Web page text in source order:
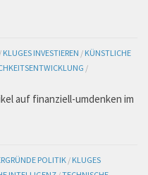
/ KLUGES INVESTIEREN / KÜNSTLICHE
/
auf finanziell-umdenken im
POLITIK / KLUGES